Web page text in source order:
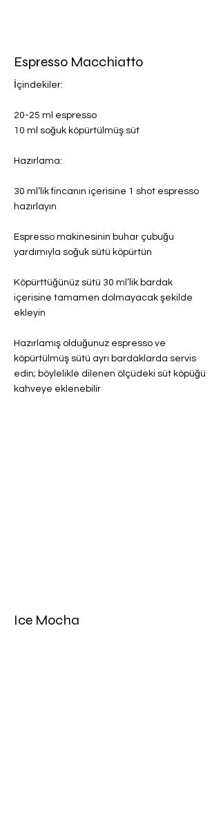
Espresso Macchiatto
İçindekiler:
20-25 ml espresso
10 ml soğuk köpürtülmüş süt
Hazırlama:
30 ml’lik fincanın içerisine 1 shot espresso
hazırlayın
Espresso makinesinin buhar çubuğu
yardımıyla soğuk sütü köpürtün
Köpürttüğünüz sütü 30 ml’lik bardak
içerisine tamamen dolmayacak şekilde
ekleyin
Hazırlamış olduğunuz espresso ve
köpürtülmüş sütü ayrı bardaklarda servis
edin; böylelikle dilenen ölçüdeki süt köpüğü
kahveye eklenebilir
Ice Mocha